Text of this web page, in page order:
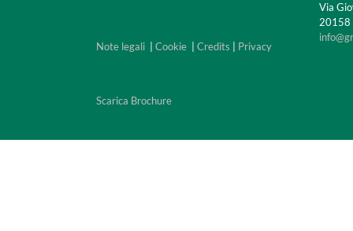
Note legali Cookie Credits Privacy
Scarica Brochure
Via
20158